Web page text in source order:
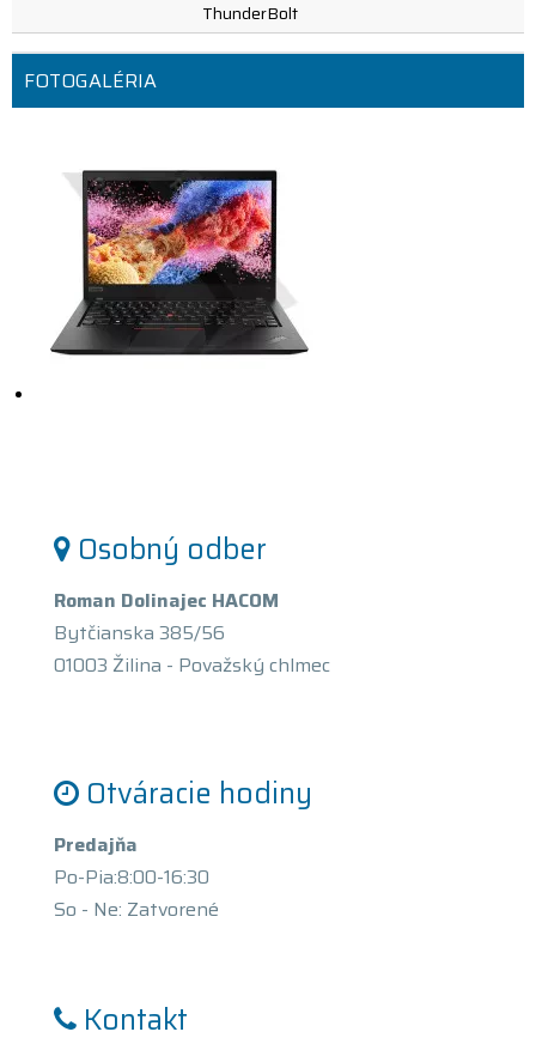
ThunderBolt
FOTOGALÉRIA
Osobný odber
Roman Dolinajec HACOM
Bytčianska 385/56
01003 Žilina - Považský chlmec
Otváracie hodiny
Predajňa
Po-Pia:8:00-16:30
So - Ne: Zatvorené
Kontakt